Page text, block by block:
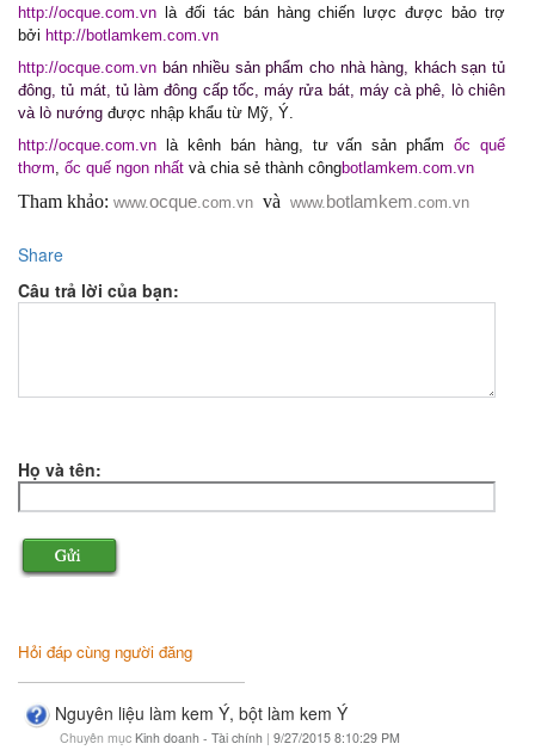
http://ocque.com.vn
là đối tác bán hàng chiến lược được bảo trợ
bởi http://botlamkem.com.vn
http://ocque.com.vn bán nhiều sản phẩm cho nhà hàng, khách sạn tủ
đông, tủ mát, tủ làm đông cấp tốc, máy rửa bát, máy cà phê, lò chiên
và lò nướng được nhập khẩu từ Mỹ, Ý.
http://ocque.com.vn
là kênh bán hàng, tư vấn sản phẩmốc quế
thơm ốc quế ngon nhất và chia sẻ thành côngbotlamkem.com.vn
Tham khảo: www.ocque .com.vn và www. botlamkem .com.vn
Share
Câu trả lời của bạn:
Họ và tên:
Hỏi đáp cùng người đăng
Nguyên liệu làm kem Ý, bột làm kem Ý
Chuyên mục Kinh doanh - Tài chính | 9/27/2015 8:10:29 PM